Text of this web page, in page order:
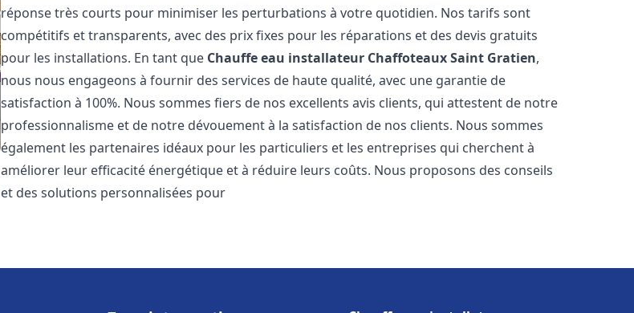
réponse très courts pour minimiser les perturbations à votre quotidien. Nos tarifs sont
compétitifs et transparents, avec des prix fixes pour les réparations et des devis gratuits
pour les installations. En tant que Chauffe eau installateur ChaffoteauxSaint Gratien,
nous nous engageons à fournir des services de haute qualité, avec une garantie de
satisfaction à 100%. Nous sommes fiers de nos excellents avis clients, qui attestent de notre
professionnalisme et de notre dévouement à la satisfaction de nos clients. Nous sommes
également les partenaires idéaux pour les particuliers et les entreprises qui cherchent à
améliorer leur efficacité énergétique et à réduire leurs coûts. Nous proposons des conseils
et des solutions personnalisées pour